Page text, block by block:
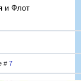
и Флот
# 7